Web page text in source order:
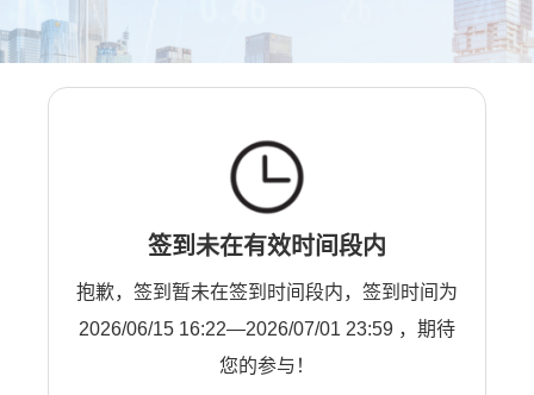
签到未在有效时间段内
抱歉，签到暂未在签到时间段内，签到时间为
2026/06/15 16:22—2026/07/01 23:59 ，期待
您的参与！